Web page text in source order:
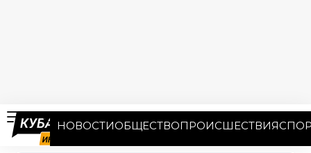
НОВОСТИОБЩЕСТВОПРОИСШЕСТВИЯ